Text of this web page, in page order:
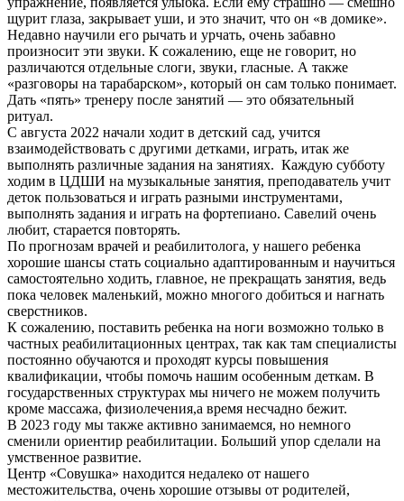
щурит глаза, закрывает уши, и это значит, что он «в домике».
Недавно научили его рычать и урчать, очень забавно
произносит эти звуки. К сожалению, еще не говорит, но
различаются отдельные слоги, звуки, гласные. А также
«разговоры на тарабарском», который он сам только понимает.
Дать «пять» тренеру после занятий — это обязательный
ритуал.
С августа 2022 начали ходит в детский сад, учится
взаимодействовать с другими детками, играть, итак же
выполнять различные задания на занятиях. Каждую субботу
ходим в ЦДШИ на музыкальные занятия, преподаватель учит
деток пользоваться и играть разными инструментами,
выполнять задания и играть на фортепиано. Савелий очень
любит, старается повторять.
По прогнозам врачей и реабилитолога, у нашего ребенка
хорошие шансы стать социально адаптированным и научиться
самостоятельно ходить, главное, не прекращать занятия, ведь
пока человек маленький, можно многого добиться и нагнать
сверстников.
К сожалению, поставить ребенка на ноги возможно только в
частных реабилитационных центрах, так как там специалисты
постоянно обучаются и проходят курсы повышения
квалификации, чтобы помочь нашим особенным деткам. В
государственных структурах мы ничего не можем получить
кроме массажа, физиолечения,а время несчадно бежит.
В 2023 году мы также активно занимаемся, но немного
сменили ориентир реабилитации. Больший упор сделали на
умственное развитие.
Центр «Совушка» находится недалеко от нашего
местожительства, очень хорошие отзывы от родителей,